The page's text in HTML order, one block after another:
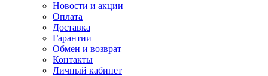
Новости и акции
Оплата
Доставка
Гарантии
Обмен и возврат
Контакты
Личный кабинет